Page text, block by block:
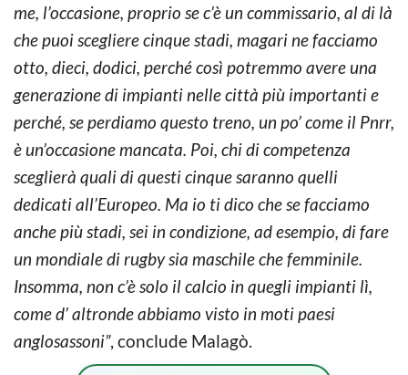
me, l’occasione, proprio se c’è un commissario, al di là
che puoi scegliere cinque stadi, magari ne facciamo
otto, dieci, dodici, perché così potremmo avere una
generazione di impianti nelle città più importanti e
perché, se perdiamo questo treno, un po’ come il Pnrr,
è un’occasione mancata. Poi, chi di competenza
sceglierà quali di questi cinque saranno quelli
dedicati all’Europeo. Ma io ti dico che se facciamo
anche più stadi, sei in condizione, ad esempio, di fare
un mondiale di rugby sia maschile che femminile.
Insomma, non c’è solo il calcio in quegli impianti lì,
come d’ altronde abbiamo visto in moti paesi
anglosassoni”, conclude Malagò.